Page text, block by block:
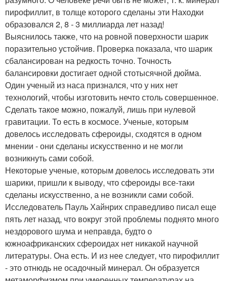
пирофиллит, в толще которого сделаны эти Находки
образовался 2, 8 - 3 миллиарда лет назад!
Выяснилось также, что на ровной поверхности шарик
поразительно устойчив. Проверка показала, что шарик
сбалансирован на редкость точно. Точность
балансировки достигает одной стотысячной дюйма.
Один ученый из наса признался, что у них нет
технологий, чтобы изготовить нечто столь совершенное.
Сделать такое можно, пожалуй, лишь при нулевой
гравитации. То есть в космосе. Ученые, которым
довелось исследовать сфероиды, сходятся в одном
мнении - они сделаны искусственно и не могли
возникнуть сами собой.
Некоторые ученые, которым довелось исследовать эти
шарики, пришли к выводу, что сфероиды все-таки
сделаны искусственно, а не возникли сами собой.
Исследователь Пауль Хайнрих справедливо писал еще
пять лет назад, что вокруг этой проблемы поднято много
нездорового шума и неправда, будто о
южноафриканских сфероидах нет никакой научной
литературы. Она есть. И из нее следует, что пирофиллит
- это отнюдь не осадочный минерал. Он образуется